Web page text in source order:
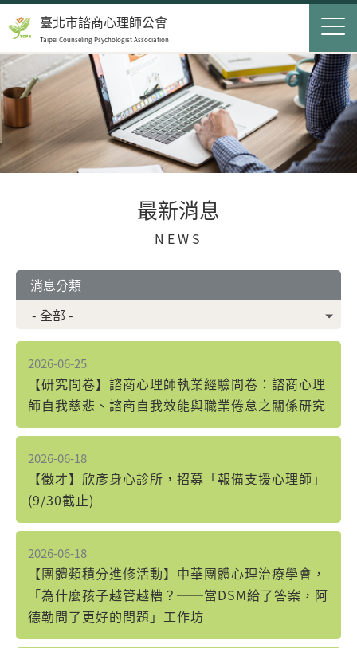
關於我們
最新消息
會員服務
民眾服務
聯絡我們
登入 申請入會
搜尋
Jump to Navigation
Jump to Main content
最新消息
NEWS
消息分類
2026-06-25
【研究問卷】諮商心理師執業經驗問卷：諮商心理
師自我慈悲、諮商自我效能與職業倦怠之關係研究
2026-06-18
【徵才】欣彥身心診所，招募「報備支援心理師」
(9/30截止)
2026-06-18
【團體類積分進修活動】中華團體心理治療學會，
「為什麼孩子越管越糟？──當DSM給了答案，阿
德勒問了更好的問題」工作坊
臺北市諮商心理師公會
Taipei Counseling Psychologist Association